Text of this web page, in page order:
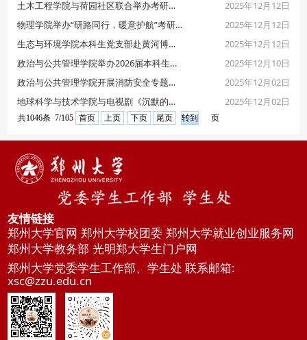
土木工程学院与荷园社区联合举办考研送温暖活动
2025年12月12日
物理学院举办“研路同行，暖意护航”考研助力活动
2025年12月12日
生态与环境学院本科生党支部赴黄河博物馆开展主题学习活动
2025年12月12日
政治与公共管理学院举办2026届本科生考研考公送温暖活动
2025年12月10日
政治与公共管理学院开展消防安全专题培训与应急演练活动
2025年12月02日
地球科学与技术学院与电视剧《沉默的荣耀》主创团队及烈士亲属开展座谈交流会
2025年12月02日
共1046条 7/105 首页 上页 下页 尾页 页
友情链接
郑州大学官网 郑州大学校团委 郑州大学就业创业服务网
郑州大学教务部 光明郑大学生门户网
郑州大学党委学生工作部、学生处 联系邮箱:
xsc@zzu.edu.cn